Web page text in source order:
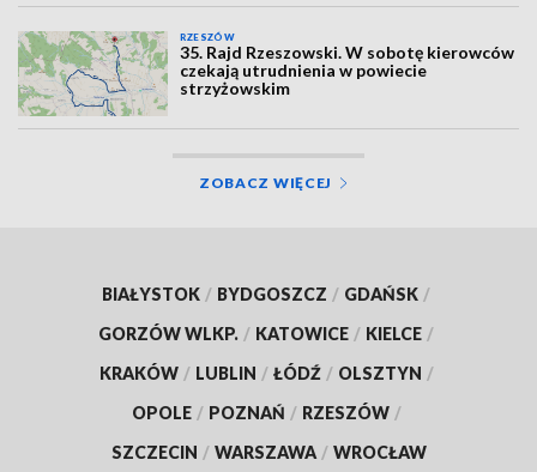
RZESZÓW
35. Rajd Rzeszowski. W sobotę kierowców
czekają utrudnienia w powiecie
strzyżowskim
ZOBACZ WIĘCEJ
BIAŁYSTOK / BYDGOSZCZ / GDAŃSK /
GORZÓW WLKP. / KATOWICE / KIELCE /
KRAKÓW / LUBLIN / ŁÓDŹ / OLSZTYN /
OPOLE / POZNAŃ / RZESZÓW /
SZCZECIN / WARSZAWA / WROCŁAW